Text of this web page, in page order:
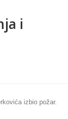
i
izbio požar.